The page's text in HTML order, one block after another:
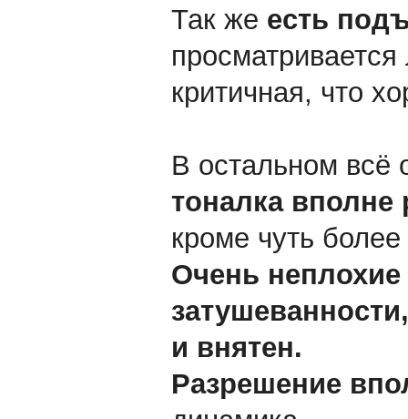
Так же есть
критичная, что
В остальном всё
тоналка вполне
кроме чуть
Очень неплохие
и внятен.
Разрешение